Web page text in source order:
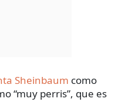
Sheinbaum como
“muy perris”, que es